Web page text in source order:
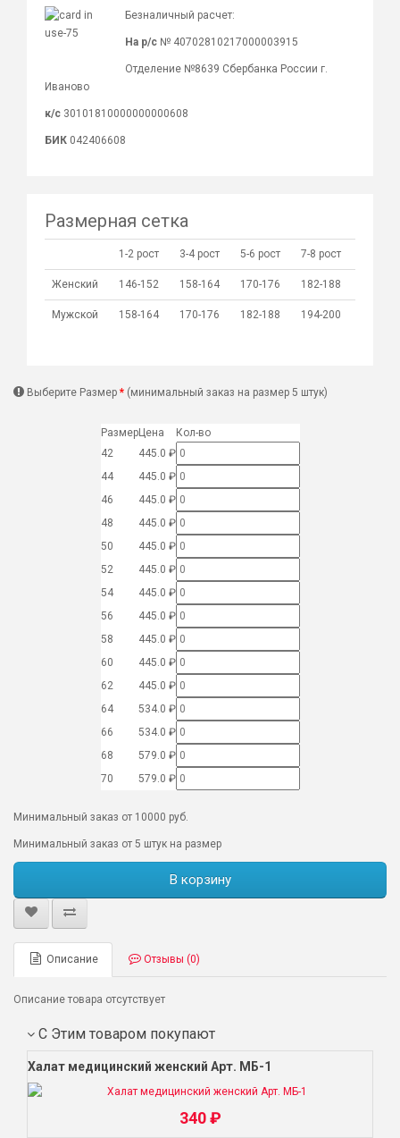
Безналичный расчет:
На р/с № 40702810217000003915
Отделение №8639 Сбербанка России г.
Иваново
к/с 30101810000000000608
БИК 042406608
Размерная сетка
1-2 рост 3-4 рост 5-6 рост 7-8 рост
Женский 146-152 158-164 170-176 182-188
Мужской 158-164 170-176 182-188 194-200
Выберите Размер (минимальный заказ на размер 5 штук)
РазмерЦена
Кол-во
42
445.0 ₽
44
445.0 ₽
46
445.0 ₽
48
445.0 ₽
50
445.0 ₽
52
445.0 ₽
54
445.0 ₽
56
445.0 ₽
58
445.0 ₽
60
445.0 ₽
62
445.0 ₽
64
534.0 ₽
66
534.0 ₽
68
579.0 ₽
70
579.0 ₽
Минимальный заказ от 10000 руб.
Минимальный заказ от 5 штук на размер
В корзину
Описание Отзывы (0)
Описание товара отсутствует
С Этим товаром покупают
Халат медицинский женский Арт. МБ-1
340 ₽